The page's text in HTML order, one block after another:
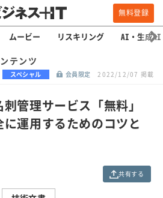
無料登録
ムービー リスキリング AI・生成AI
テンツ
スペシャル 会員限定 2022/12/07 掲載
管理サービス「無料」
運用するためのコツと
共有する